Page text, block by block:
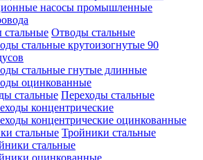
насосы промышленные
Отводы стальные
стальные крутоизогнутые 90
стальные гнутые длинные
оцинкованные
Переходы стальные
концентрические
концентрические оцинкованные
Тройники стальные
стальные
оцинкованные